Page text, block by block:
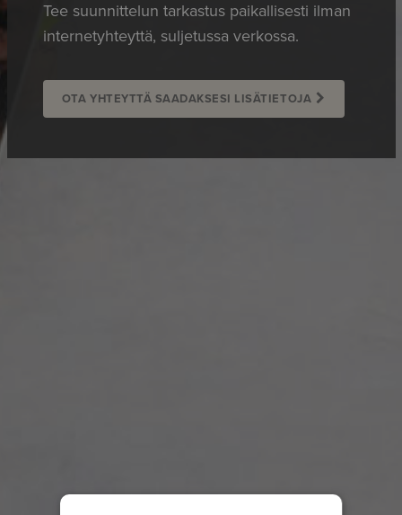
Tee suunnittelun tarkastus paikallisesti ilman
internetyhteyttä, suljetussa verkossa.
OTA YHTEYTTÄ SAADAKSESI LISÄTIETOJA